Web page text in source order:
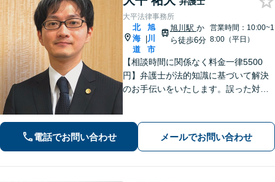
大平法律事務所
北
海
道
|
旭
川
市
旭川駅 か
ら徒歩6分
営業時間：10:00~1
8:00（平日）
【相談時間に関係なく料金一律5500
円】弁護士が法的知識に基づいて解決
のお手伝いをいたします。誤った対応
理・民事・刑事事件など幅広い対応が
可能です。
電話でお問い合わせ メールでお問い合わせ